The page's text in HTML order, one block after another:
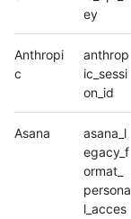
ey
Anthropi
c
anthrop
ic_sessi
on_id
Asana
asana_l
egacy_f
ormat_
persona
l_acces